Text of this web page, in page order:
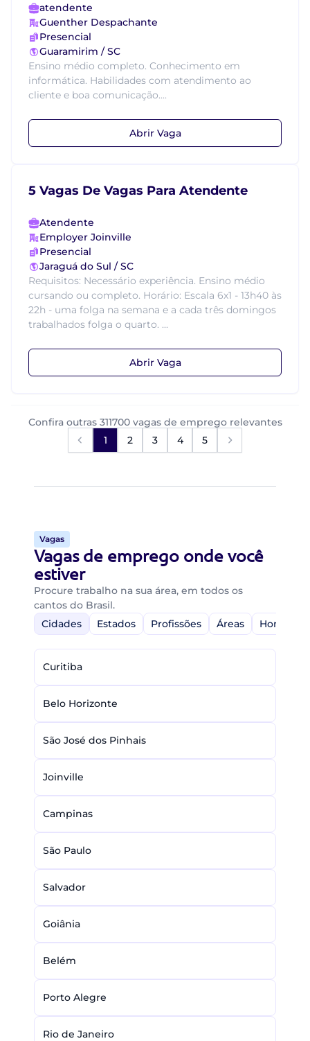
atendente
Guenther Despachante
Presencial
Guaramirim / SC
Ensino médio completo. Conhecimento em
informática. Habilidades com atendimento ao
cliente e boa comunicação....
Abrir Vaga
5 Vagas De Vagas Para Atendente
Atendente
Employer Joinville
Presencial
Jaraguá do Sul / SC
Requisitos: Necessário experiência. Ensino médio
cursando ou completo. Horário: Escala 6x1 - 13h40 às
22h - uma folga na semana e a cada três domingos
trabalhados folga o quarto. ...
Abrir Vaga
Confira outras 311700 vagas de emprego relevantes
1
2 3 4 5
Vagas
Vagas de emprego onde você
estiver
Procure trabalho na sua área, em todos os
cantos do Brasil.
Cidades
Estados Profissões Áreas Home-
Curitiba
Belo Horizonte
São José dos Pinhais
Joinville
Campinas
São Paulo
Salvador
Goiânia
Belém
Porto Alegre
Rio de Janeiro